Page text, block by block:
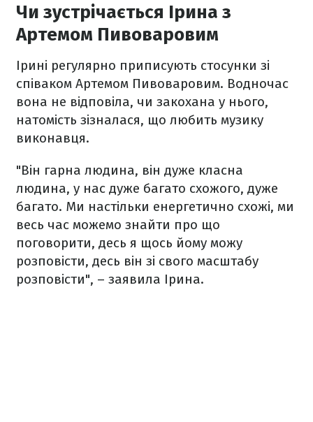
Чи зустрічається Ірина з
Артемом Пивоваровим
Ірині регулярно приписують стосунки зі
співаком Артемом Пивоваровим. Водночас
вона не відповіла, чи закохана у нього,
натомість зізналася, що любить музику
виконавця.
"Він гарна людина, він дуже класна
людина, у нас дуже багато схожого, дуже
багато. Ми настільки енергетично схожі, ми
весь час можемо знайти про що
поговорити, десь я щось йому можу
розповісти, десь він зі свого масштабу
розповісти", – заявила Ірина.